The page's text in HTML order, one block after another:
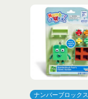
ナンバーブロックス